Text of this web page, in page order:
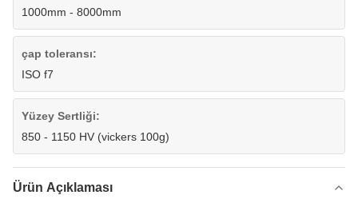
1000mm - 8000mm
çap toleransı:
ISO f7
Yüzey Sertliği:
850 - 1150 HV (vickers 100g)
Ürün Açıklaması